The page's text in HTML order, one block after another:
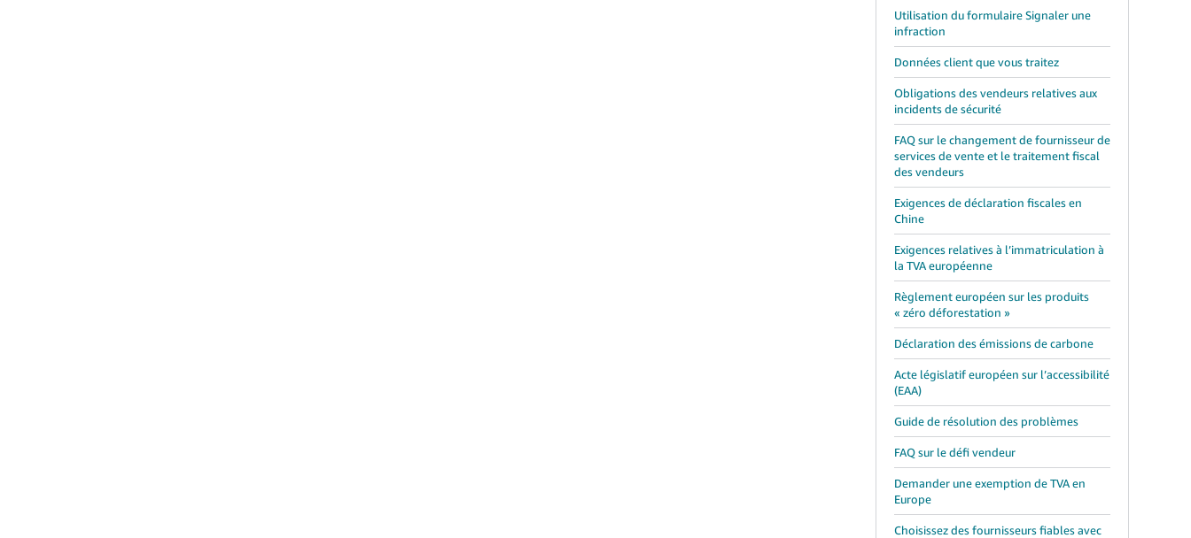
Utilisation du formulaire Signaler une
infraction
Données client que vous traitez
Obligations des vendeurs relatives aux
incidents de sécurité
FAQ sur le changement de fournisseur de
services de vente et le traitement fiscal
des vendeurs
Exigences de déclaration fiscales en
Chine
Exigences relatives à l’immatriculation à
la TVA européenne
Règlement européen sur les produits
« zéro déforestation »
Déclaration des émissions de carbone
Acte législatif européen sur l’accessibilité
(EAA)
Guide de résolution des problèmes
FAQ sur le défi vendeur
Demander une exemption de TVA en
Europe
Choisissez des fournisseurs fiables avec